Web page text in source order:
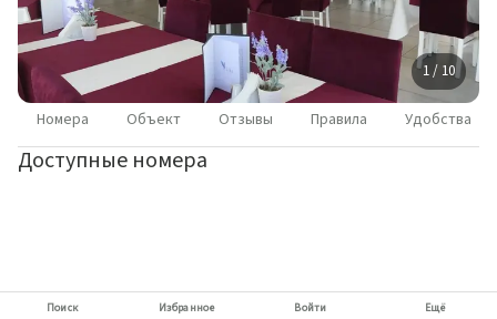
1 / 10
Номера Объект Отзывы Правила Удобства
Доступные номера
Поиск Избранное Войти Ещё